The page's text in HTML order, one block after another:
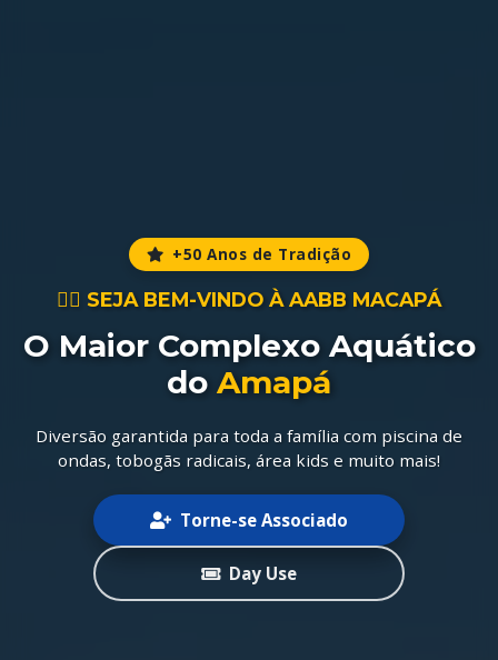
+50 Anos de Tradição
🏊‍♂️ SEJA BEM-VINDO À AABB MACAPÁ
O Maior Complexo Aquático
do Amapá
Diversão garantida para toda a família com piscina de
ondas, tobogãs radicais, área kids e muito mais!
Torne-se Associado
Day Use